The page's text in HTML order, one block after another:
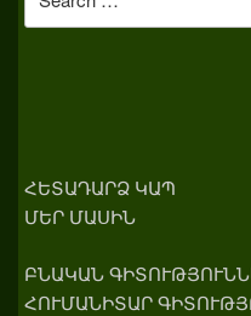
for:
ՀԵՏԱԴԱՐՁ ԿԱՊ
ՄԵՐ ՄԱՍԻՆ
ԲՆԱԿԱՆ
ՀՈՒՄԱՆԻՏԱՐ